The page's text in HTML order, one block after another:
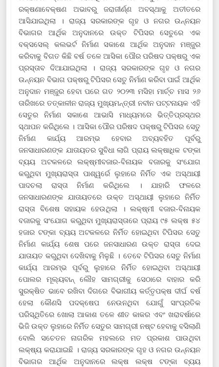
ରକ୍ଷଣାବେକ୍ଷଣ ଅଭାବରୁ ଜରାଜୀର୍ଣ୍ଣ ଅବସ୍ଥାକୁ ଅତୀତରେ
ଆସିଯାଇଥିଲା । ରାଜ୍ୟ ସରକାରଙ୍କ ଗୃହ ଓ ନଗର ଉନ୍ନୟନ
ବିଭାଗର ଆର୍ଥିକ ଅନୁଦାନରେ ଉକ୍ତ ଟିପିସର ସେତୁରେ ଏକ
ବକ୍ସସେଲ୍‍ କଲଭର୍ଟ ନିର୍ମାଣ ସକାଶେ ଆର୍ଥିକ ଅନୁଦାନ ମଞ୍ଜୁର
କରିବାକୁ ବିଗତ କିଛି ବର୍ଷ ତଳେ ଆସିକା ପୌର ପରିଷଦ ପକ୍ଷରୁ ଏକ
ପ୍ରସ୍ତାବ ଦିଆଯାଇଥିଲା । ରାଜ୍ୟ ସରକାରଙ୍କ ଗୃହ ଓ ନଗର
ଉନ୍ନୟନ ବିଭାଗ ପକ୍ଷରୁ ଟିପିସର ସେତୁ ନିର୍ମାଣ କରିବା ପାଇଁ ଆର୍ଥିକ
ଅନୁଦାନ ମଞ୍ଜୁର ହେବା ପରେ ଗତ ୨୦୨୩ ମସିହା ମାର୍ଚ୍ଚ ମାସ ୨୬
ତାରିଖରେ ତତ୍କାଳୀନ ରାଜ୍ୟ ମୁଖ୍ୟମନ୍ତ୍ରୀ ନବୀନ ପଟ୍ଟନାୟକ ଏହି
ସେତୁର ନିର୍ମାଣ ସକାଶେ ଆଭାସି ମାଧ୍ୟମରେ ଭିତ୍ତିପ୍ରସ୍ଥର
ସ୍ଥାପନ କରିଥିଲେ । ଆସିକା ପୌର ପରିଷଦ ପକ୍ଷରୁ ଟିପିସର ସେତୁ
ନିର୍ମାଣ କାର୍ଯ୍ୟ ଆରମ୍ଭ ହେବାର ଅବ୍ୟବହିତ ପୂର୍ବରୁ
ଜନସାଧାରଣଙ୍କ ଯାତାୟତର ସୁବିଧା ଲାଗି ପ୍ରାୟ ଲକ୍ଷାଧିକ ଟଙ୍କା
ବ୍ୟୟ ଅଟକଳରେ ଲକ୍ଷ୍ମୀବଜାର-ବିନାୟକ ବଜାରକୁ ସଂଯୋଗ
କରୁଥିବା ମୁଖ୍ୟରାସ୍ତା ପାଶ୍ୱର୍ରେ ଲୁହାରେ ନିର୍ମିତ ଏକ ଅସ୍ଥାୟୀ
ପାଦଚଲା ରାସ୍ତା ନିର୍ମାଣ କରିଥିଲେ । ଯାହାରି ଫଳରେ
ଜନସାଧାରଣଙ୍କ ଯାତାୟତରେ ଉକ୍ତ ଅସ୍ଥାୟୀ ଲୁହାରେ ନିର୍ମିତ
ରାସ୍ତା ବିଶେଷ ସହାୟକ ହେଉଥିଲା । ଲକ୍ଷ୍ମୀ ବଜାର-ବିନାୟକ
ବଜାରକୁ ସଂଯୋଗ କରୁଥିବା ମୁଖ୍ୟରାସ୍ତାରେ ପ୍ରାୟ ୯୫ ଲକ୍ଷ ୫୪
ହଜାର ଟଙ୍କା ବ୍ୟୟ ଅଟକଳରେ ନିର୍ମିତ ହୋଇଥିବା ଟିପିସର ସେତୁ
ନିର୍ମାଣ କାର୍ଯ୍ୟ ଶେଷ ପରେ ଜନସାଧାରଣ ଉକ୍ତ ରାସ୍ତା ଦେଇ
ଯାତାୟତ କରୁଥିବା ଦେଖିବାକୁ ମିଳୁଛି । ତେବେ ଟିପିସର ସେତୁ ନିର୍ମାଣ
କାର୍ଯ୍ୟ ଆରମ୍ଭ ପୂର୍ବରୁ ଲୁହାରେ ନିର୍ମିତ ହୋଇଥିବା ଅସ୍ଥାୟୀ
ପୋଲର ମୂଲ୍ୟବାନ୍‍ ଲୌହ ସାମଗ୍ରୀକୁ ସେଠାରେ ବାହାର କରି
ସୁରକ୍ଷିତ ଭାବେ ରଖିବା ଦିଗରେ ବିଭାଗୀୟ କର୍ତ୍ତୃପକ୍ଷ ଦୀର୍ଘ ବର୍ଷ
ହେଲା କୌଣସି ପଦକ୍ଷେପ ନେଉନଥିବା ଯୋଗୁଁ ସାଂପ୍ରତିକ
ପରିସ୍ଥିତିରେ ଖୋଲା ଆକାଶ ତଳେ ଶୀତ କାକର ଏବଂ ଖରାବର୍ଷାରେ
ଭିଜି ଉକ୍ତ ଲୁହାରେ ନିର୍ମିତ ସେତୁର ସାମଗ୍ରୀ ନଷ୍ଟ ହେବାକୁ ବସିଲାଣି
ବୋଲି ସଚେତନ ନାଗରିକ ମହଲରେ ମତ ପ୍ରକାଶ ପାଉଥିବା
ଲକ୍ଷ୍ୟ କରାଯାଇଛି । ରାଜ୍ୟ ସରକାରଙ୍କ ଗୃହ ଓ ନଗର ଉନ୍ନୟନ
ବିଭାଗର ଆର୍ଥିକ ଅନୁଦାନରେ ଲକ୍ଷ ଲକ୍ଷ ଟଙ୍କା ବ୍ୟୟ